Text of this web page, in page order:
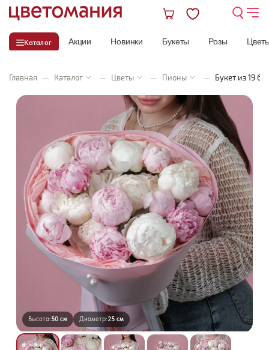
Каталог Акции Новинки Букеты Розы
Главная — Каталог — Цветы — Пионы — Букет из 19
Высота:50 см Диаметр:25 см